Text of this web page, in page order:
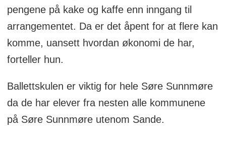
pengene på kake og kaffe enn inngang til
arrangementet. Da er det åpent for at flere kan
komme, uansett hvordan økonomi de har,
forteller hun.
Ballettskulen er viktig for hele Søre Sunnmøre
da de har elever fra nesten alle kommunene
på Søre Sunnmøre utenom Sande.